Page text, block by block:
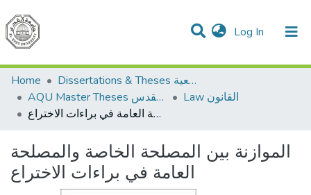
Log In (current)
Communities & Collections
All of DSpace
Home
Dissertations & Theses الرسائل الجامعية
AQU Master Theses الرسائل الجامعية الخاصة بجامعة القدس
Law القانون
الموازنة بين المصلحة الخاصة والمصلحة العامة في براءات الاختراع
الموازنة بين المصلحة الخاصة والمصلحة
العامة في براءات الاختراع